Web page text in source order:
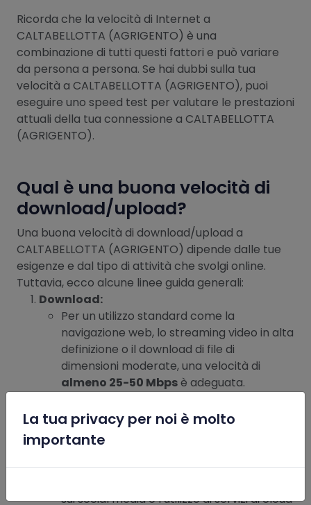
Ricorda che la velocità di Internet a
CALTABELLOTTA (AGRIGENTO) è una
combinazione di tutti questi fattori e può variare
da persona a persona. Se hai dubbi sulla tua
velocità a CALTABELLOTTA (AGRIGENTO), puoi
eseguire uno speed test per valutare le prestazioni
attuali della tua connessione a CALTABELLOTTA
(AGRIGENTO).
Qual è una buona velocità di
download/upload?
Una buona velocità di download/upload a
CALTABELLOTTA (AGRIGENTO) dipende dalle tue
esigenze e dal tipo di attività che svolgi online.
Tuttavia, ecco alcune linee guida generali:
Download:
Per un utilizzo standard come la
navigazione web, lo streaming video in alta
definizione o il download di file di
dimensioni moderate, una velocità di
almeno 25-50 Mbpsè adeguata.
file di grandi dimensioni, potresti preferire
una velocità di download superiore, come
100 Mbps
Upload:
sui social media o l’utilizzo di servizi di cloud
La tua privacy per noi è molto
importante